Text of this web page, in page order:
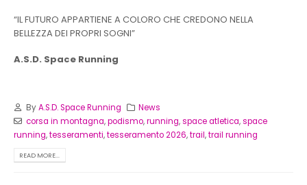
“IL FUTURO APPARTIENE A COLORO CHE CREDONO NELLA
BELLEZZA DEI PROPRI SOGNI”
A.S.D. Space Running
ByA.S.D. Space Running
News
corsa in montagna,podismo,running,space atletica,space
running,tesseramenti,tesseramento 2026,trail,trail running
READ MORE...